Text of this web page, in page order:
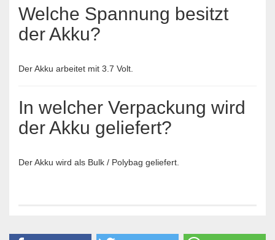
Welche Spannung besitzt
der Akku?
Der Akku arbeitet mit 3.7 Volt.
In welcher Verpackung wird
der Akku geliefert?
Der Akku wird als Bulk / Polybag geliefert.